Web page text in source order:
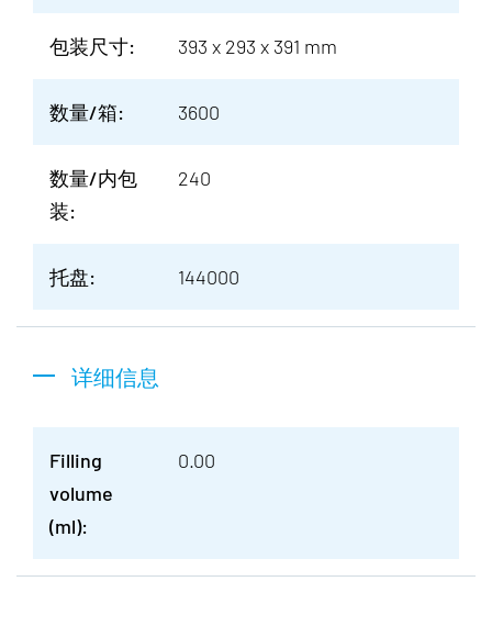
包装尺寸: 393 x 293 x 391 mm
数量/箱: 3600
数量/内包
装:
240
托盘: 144000
详细信息
Filling
volume
(ml):
0.00